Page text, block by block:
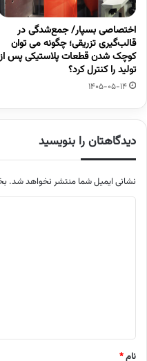
اختصاصی بسپار/ جمع‌شدگی در
قالب‌گیری تزریقی؛ چگونه می توان
کوچک شدن قطعات پلاستیکی پس از
تولید را کنترل کرد؟
1405-05-14
دیدگاهتان را بنویسید
نشانی ایمیل شما منتشر نخواهد شد.
نام*